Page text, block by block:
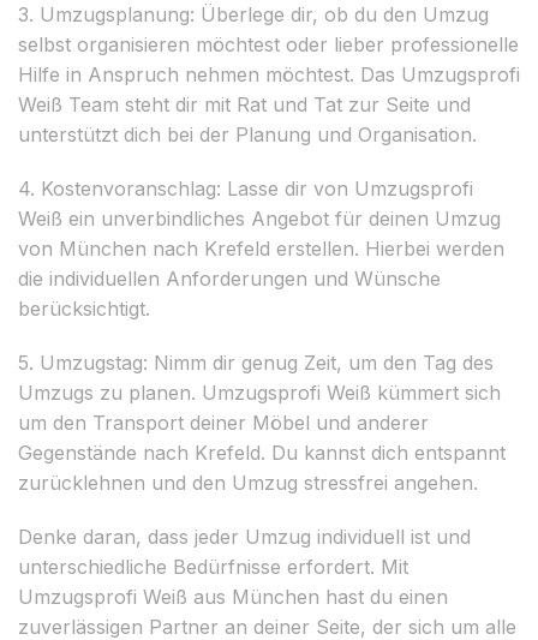
3. Umzugsplanung: Überlege dir, ob du den Umzug
selbst organisieren möchtest oder lieber professionelle
Hilfe in Anspruch nehmen möchtest. Das Umzugsprofi
Weiß Team steht dir mit Rat und Tat zur Seite und
unterstützt dich bei der Planung und Organisation.
4. Kostenvoranschlag: Lasse dir von Umzugsprofi
Weiß ein unverbindliches Angebot für deinen Umzug
von München nach Krefeld erstellen. Hierbei werden
die individuellen Anforderungen und Wünsche
berücksichtigt.
5. Umzugstag: Nimm dir genug Zeit, um den Tag des
Umzugs zu planen. Umzugsprofi Weiß kümmert sich
um den Transport deiner Möbel und anderer
Gegenstände nach Krefeld. Du kannst dich entspannt
zurücklehnen und den Umzug stressfrei angehen.
Denke daran, dass jeder Umzug individuell ist und
unterschiedliche Bedürfnisse erfordert. Mit
Umzugsprofi Weiß aus München hast du einen
zuverlässigen Partner an deiner Seite, der sich um alle